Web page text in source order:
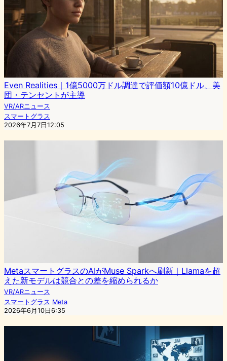
Even Realities｜1億5000万ドル調達で評価額10億ドル、美
団・テンセントが主導
VR/ARニュース
スマートグラス
2026年7月7日12:05
MetaスマートグラスのAIがMuse Sparkへ刷新｜Llamaを超
えた新モデルは競合との差を縮められるか
VR/ARニュース
スマートグラス Meta
2026年6月10日6:35